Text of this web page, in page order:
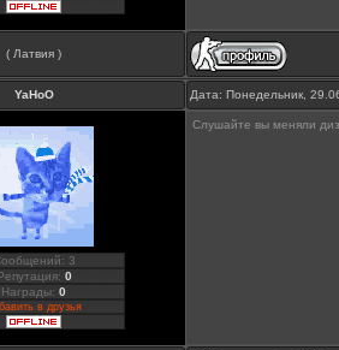
( Латвия )
YaHoO Дата: Понедельник,
3
Репутация: 0
Награды:0
в друзья
Слушайте вы меняли